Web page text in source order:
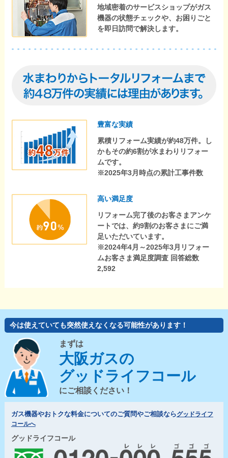
地域密着のサービスショップがガス
機器の状態チェックや、お困りごと
を即日訪問で解決します。
豊富な実績
累積リフォーム実績が約48万件。し
かもその約6割が水まわりリフォー
ムです。
※2025年3月時点の累計工事件数
高い満足度
リフォーム完了後のお客さまアンケ
ートでは、約9割のお客さまにご満
足いただいています。
※2024年4月～2025年3月リフォー
ムお客さま満足度調査 回答総数
2,592
今は使えていても突然使えなくなる可能性があります！
まずは
大阪ガスの
グッドライフコール
にご相談ください！
ガス機器やおトクな料金についてのご質問やご相談ならグッドライフ
コールへ
グッドライフコール